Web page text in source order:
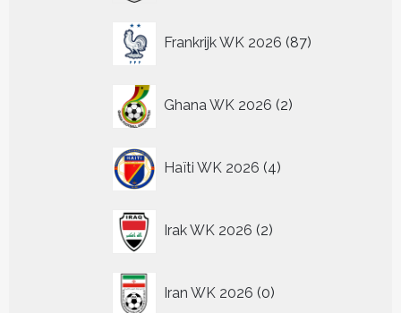
Frankrijk WK 2026 87
producten
Ghana WK 2026 2
producten
Haïti WK 2026 4
producten
Irak WK 2026 2
producten
Iran WK 2026 0
producten